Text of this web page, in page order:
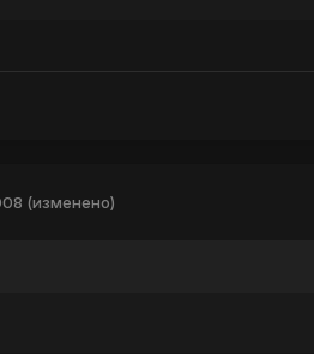
(изменено)